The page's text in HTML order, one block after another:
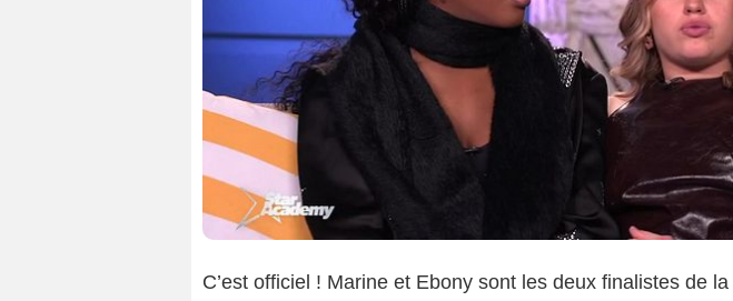
C’est officiel ! Marine et Ebony sont les deux finalistes de la